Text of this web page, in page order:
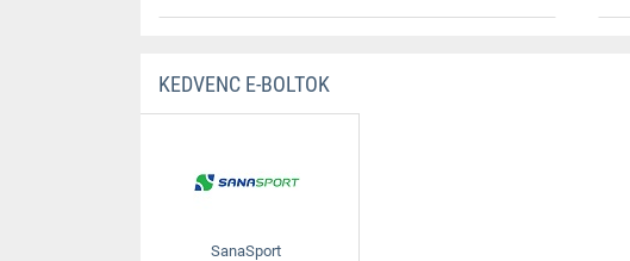
KEDVENC E-BOLTOK
SanaSport